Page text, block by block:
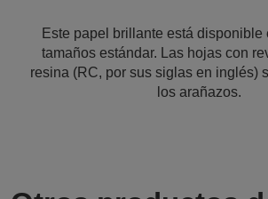
Este papel brillante está disponible
tamaños estándar. Las hojas con
resina (RC, por sus siglas en inglés)
los arañazos.